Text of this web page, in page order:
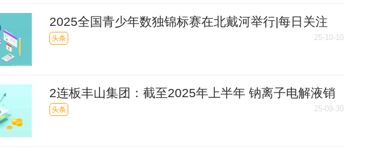
2025全国青少年数独锦标赛在北戴河举行|每日关注
头条 25-10-10
2连板丰山集团：截至2025年上半年 钠离子电解液销
售额占公司合并报表营业收入的比例为0.01%-速看
头条 25-09-30